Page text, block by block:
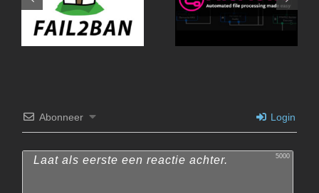
Fail2Ban-UI
Abonneer Login
5000